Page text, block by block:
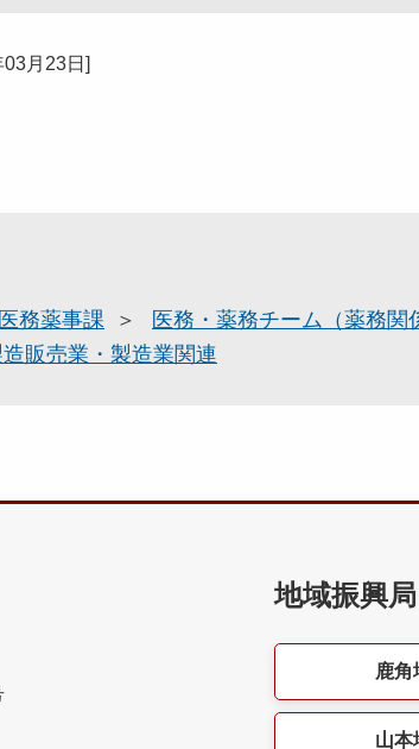
月23日 ]
医務薬事課
医務・薬務チーム（薬務関
販売業・製造業関連
地域振興局
鹿角
山本